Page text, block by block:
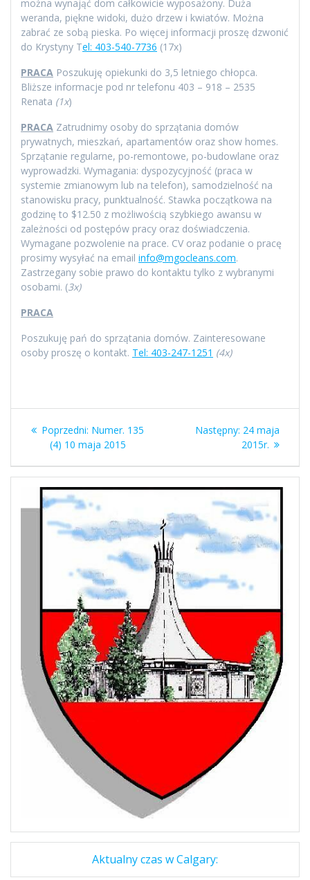
można wynająć dom całkowicie wyposażony. Duża
weranda, piękne widoki, dużo drzew i kwiatów. Można
zabrać ze sobą pieska. Po więcej informacji proszę dzwonić
do Krystyny Tel: 403-540-7736 (17x)
PRACA Poszukuję opiekunki do 3,5 letniego chłopca.
Bliższe informacje pod nr telefonu 403 – 918 – 2535
Renata (1x)
PRACA Zatrudnimy osoby do sprzątania domów
prywatnych, mieszkań, apartamentów oraz show homes.
Sprzątanie regularne, po-remontowe, po-budowlane oraz
wyprowadzki. Wymagania: dyspozycyjność (praca w
systemie zmianowym lub na telefon), samodzielność na
stanowisku pracy, punktualność. Stawka początkowa na
godzinę to $12.50 z możliwością szybkiego awansu w
zależności od postępów pracy oraz doświadczenia.
Wymagane pozwolenie na prace. CV oraz podanie o pracę
prosimy wysyłać na email info@mgocleans.com.
Zastrzegany sobie prawo do kontaktu tylko z wybranymi
osobami. (3x)
PRACA
Poszukuję pań do sprzątania domów. Zainteresowane
osoby proszę o kontakt. Tel: 403-247-1251 (4x)
Nawigacja
wpisu
Poprzedni: Poprzedni
wpis:
Numer. 135
(4) 10 maja 2015
Następny: Następny
wpis:
24 maja
2015r.
Aktualny czas w Calgary: